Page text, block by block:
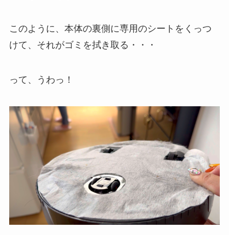
このように、本体の裏側に専用のシートをくっつ
けて、それがゴミを拭き取る・・・
って、うわっ！